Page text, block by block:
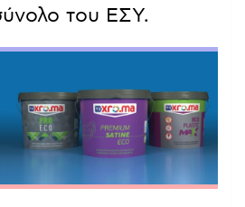
του ΕΣΥ.